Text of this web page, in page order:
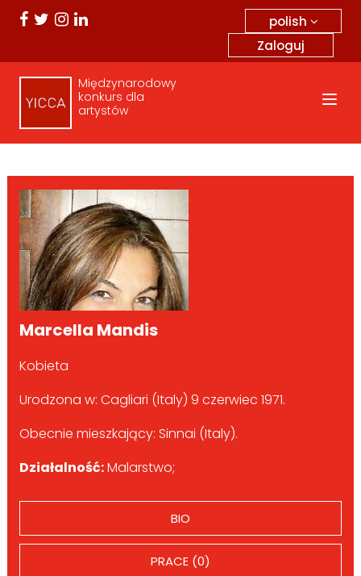
polish
Zaloguj
Międzynarodowy
konkurs dla
artystów
Marcella Mandis
Kobieta
Urodzona w: Cagliari (Italy) 9 czerwiec 1971.
Obecnie mieszkający: Sinnai (Italy).
Działalność:Malarstwo;
BIO
PRACE (0)